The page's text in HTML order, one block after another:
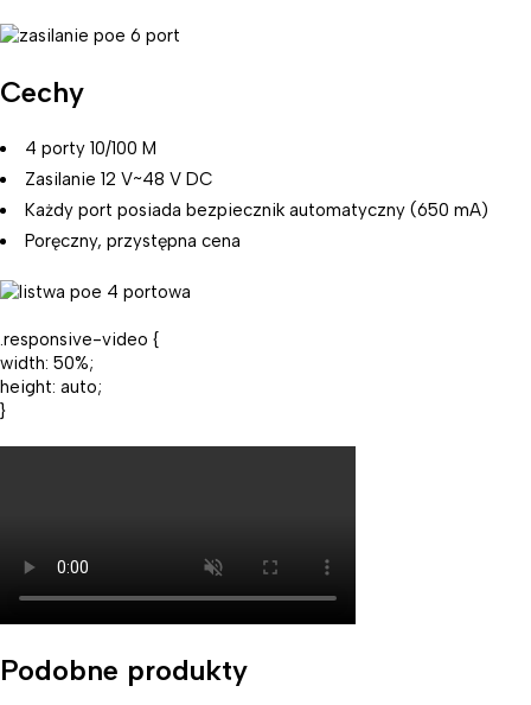
Cechy
4 porty 10/100 M
Zasilanie 12 V~48 V DC
Każdy port posiada bezpiecznik automatyczny (650 mA)
Poręczny, przystępna cena
.responsive-video {
width: 50%;
height: auto;
}
Podobne produkty